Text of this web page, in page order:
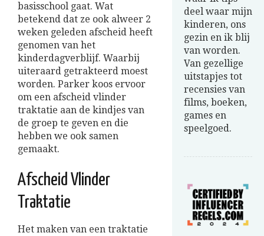
basisschool gaat. Wat
betekend dat ze ook alweer 2
weken geleden afscheid heeft
genomen van het
kinderdagverblijf. Waarbij
uiteraard getrakteerd moest
worden. Parker koos ervoor
om een afscheid vlinder
traktatie aan de kindjes van
de groep te geven en die
hebben we ook samen
gemaakt.
Afscheid Vlinder
Traktatie
Het maken van een traktatie
deel waar mijn
kinderen, ons
gezin en ik blij
van worden.
Van gezellige
uitstapjes tot
recensies van
films, boeken,
games en
speelgoed.